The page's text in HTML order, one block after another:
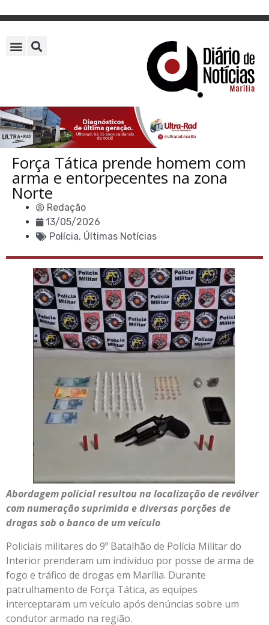
Força Tática prende homem com
arma e entorpecentes na zona
Norte
Redação
13/05/2026
Polícia, Últimas Notícias
Abordagem policial resultou na localização de revólver
com numeração suprimida e diversas porções de
drogas sob o banco de um veículo
Policiais militares do 9º Batalhão de Polícia Militar do
Interior prenderam um indivíduo por posse de arma de
fogo e tráfico de drogas em Marília. Durante
patrulhamento de Força Tática, as equipes
interceptaram um veículo após denúncias sobre um
condutor armado na região.